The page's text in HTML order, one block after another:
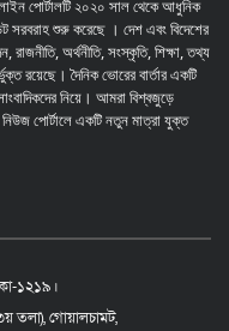
পোর্টালটি ২০২০ সাল থেকে আধুনিক
সরবরাহ শুরু করেছে । দেশ এবং বিদেশের
রাজনীতি, অর্থনীতি, সংস্কৃতি, শিক্ষা, তথ্য
রয়েছে। দৈনিক ভোরের বার্তার একটি
নিয়ে। আমরা বিশ্বজুড়ে
নিউজ পোর্টালে একটি নতুন মাত্রা যুক্ত
১২১৯।
তলা), গোয়ালচামট,